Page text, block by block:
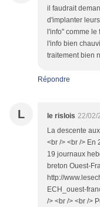
il faudrait
d'implanter
l'info" comme
l'info bien
traitement bien
Répondre
L le rislois 22/02/
La descente
<br /> <br /> En
19 journaux
breton Ouest-
http://
ECH_ouest-
/> <br /> <br />